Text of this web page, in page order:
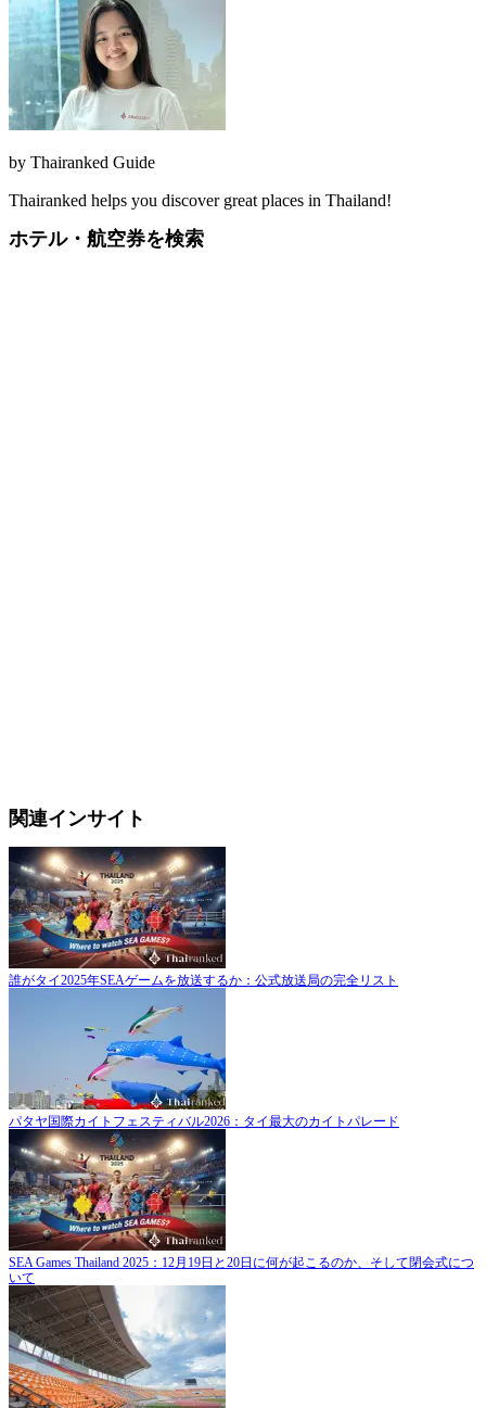
by Thairanked Guide
Thairanked helps you discover great places in Thailand!
ホテル・航空券を検索
関連インサイト
誰がタイ2025年SEAゲームを放送するか：公式放送局の完全リスト
パタヤ国際カイトフェスティバル2026：タイ最大のカイトパレード
SEA Games Thailand 2025：12月19日と20日に何が起こるのか、そして閉会式につ
いて